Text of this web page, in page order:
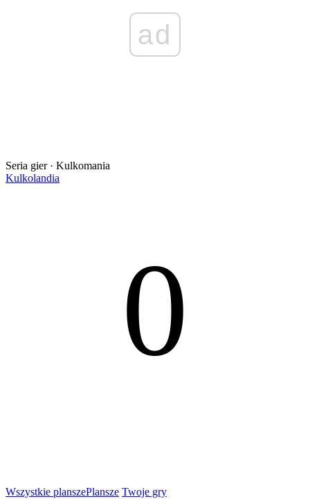
ad
Seria gier · Kulkomania
Kulkolandia
0
Wszystkie planszePlansze Twoje gry